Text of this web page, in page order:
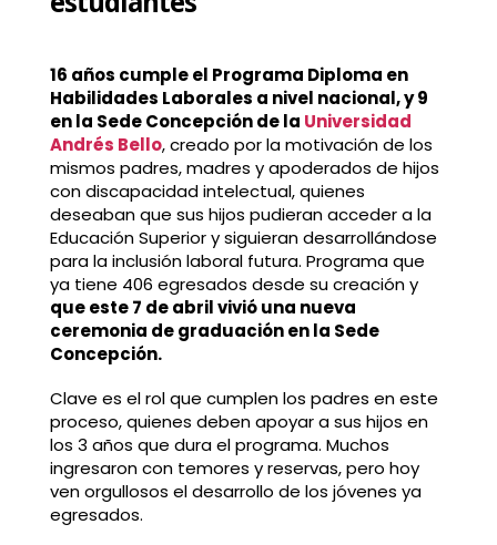
16 años cumple el Programa Diploma en
Habilidades Laborales a nivel nacional, y 9
en la Sede Concepción de la Universidad
Andrés Bello, creado por la motivación de los
mismos padres, madres y apoderados de hijos
con discapacidad intelectual, quienes
deseaban que sus hijos pudieran acceder a la
Educación Superior y siguieran desarrollándose
para la inclusión laboral futura. Programa que
ya tiene 406 egresados desde su creación y
que este 7 de abril vivió una nueva
ceremonia de graduación en la Sede
Concepción.
Clave es el rol que cumplen los padres en este
proceso, quienes deben apoyar a sus hijos en
los 3 años que dura el programa. Muchos
ingresaron con temores y reservas, pero hoy
ven orgullosos el desarrollo de los jóvenes ya
egresados.